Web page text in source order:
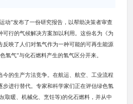
动”发布了一份研究报告，以帮助决策者审查
可行的气候解决方案加以利用。这份名为《为
反映了人们对氢气作为一种可能的可再生能源
氢气”与化石燃料产生的氢气区分开来。
今的生产方法竞争。在航运、航空、工业流程
步进行替代。专家和科学家们正在评估绿色氢
(取暖、机械化、烹饪等)的化石燃料，并从中